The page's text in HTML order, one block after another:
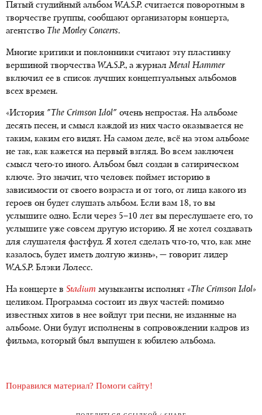
Пятый студийный альбом W.A.S.P. считается поворотным в
творчестве группы, сообщают организаторы концерта,
агентство The Motley Concerts.
Многие критики и поклонники считают эту пластинку
вершиной творчества W.A.S.P., а журналMetal Hammer
включил ее в список лучших концептуальных альбомов
всех времен.
«История "The Crimson Idol" очень непростая. На альбоме
десять песен, и смысл каждой из них часто оказывается не
таким, каким его видят. На самом деле, всё на этом альбоме
не так, как кажется на первый взгляд. Во всем заключен
смысл чего-то иного. Альбом был создан в сатирическом
ключе. Это значит, что человек поймет историю в
зависимости от своего возраста и от того, от лица какого из
героев он будет слушать альбом. Если вам 18, то вы
услышите одно. Если через 5–10 лет вы переслушаете его, то
услышите уже совсем другую историю. Я не хотел создавать
для слушателя фастфуд. Я хотел сделать что-то, что, как мне
казалось, будет иметь долгую жизнь», — говорит лидер
W.A.S.P. Блэки Лолесс.
На концерте в Stadium музыканты исполнят «The Crimson Idol»
целиком. Программа состоит из двух частей: помимо
известных хитов в нее войдут три песни, не изданные на
альбоме. Они будут исполнены в сопровождении кадров из
фильма, который был выпущен к юбилею альбома.
Понравился материал? Помоги сайту!